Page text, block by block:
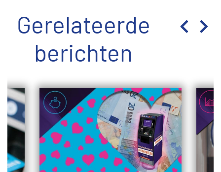
Gerelateerde
berichten